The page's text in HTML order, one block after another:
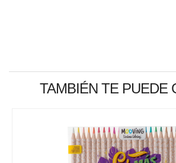
TAMBIÉN TE PUEDE